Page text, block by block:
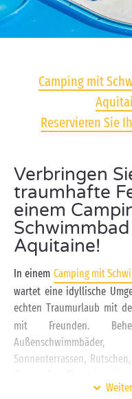
Camping mit
Reservieren Sie
Verbringen
traumhafte
einem
Aquitaine!
In einem Camping mit
wartet eine idyllische
echten Traumurlaub mit
mit Freunden.
Sonnenterrassen,
gesamten Ferien im Wasser